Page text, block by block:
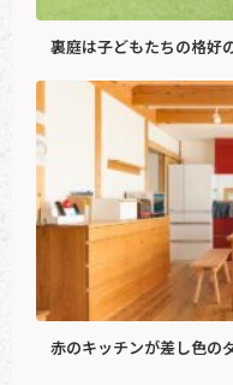
裏庭は子どもたちの格好
赤のキッチンが差し色の